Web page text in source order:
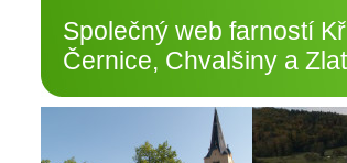
Společný web farností
Černice, Chvalšiny a